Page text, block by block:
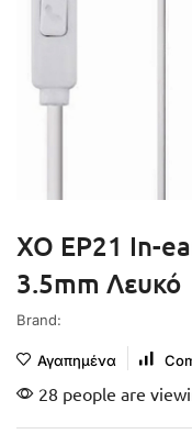
XO EP21 In-
3.5mm Λευκό
Brand:
Αγαπημένα
28 people are